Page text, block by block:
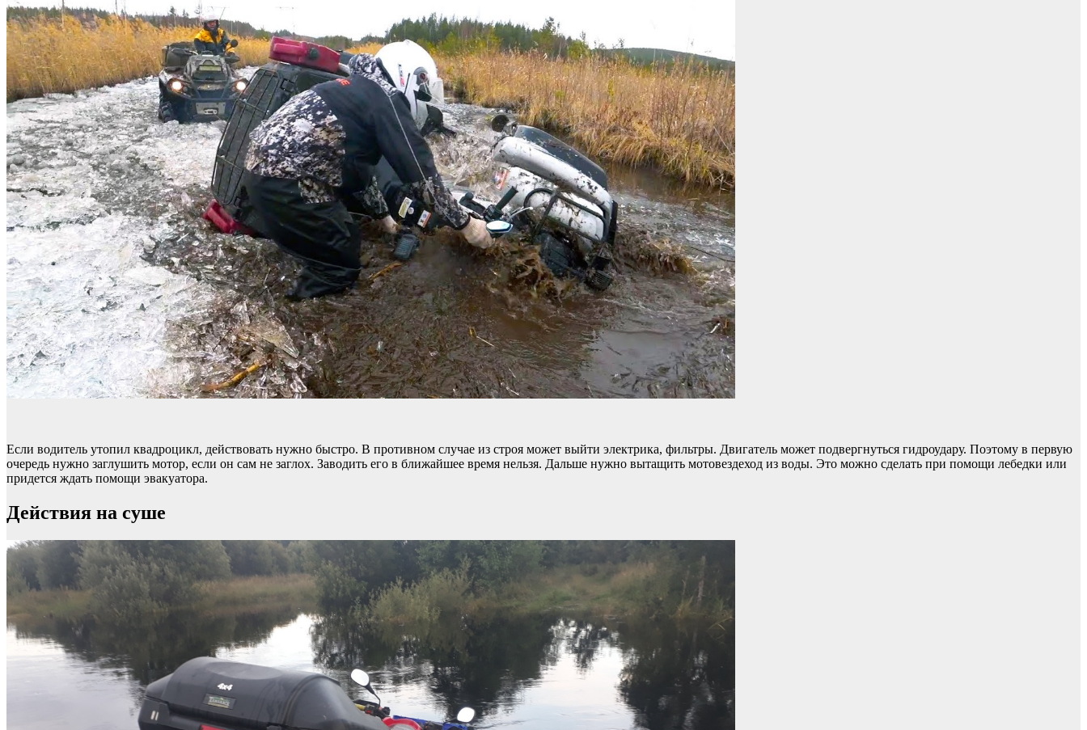
Если водитель утопил квадроцикл, действовать нужно быстро. В противном случае из строя может выйти электрика, фильтры. Двигатель может подвергнуться гидроудару. Поэтому в первую
очередь нужно заглушить мотор, если он сам не заглох. Заводить его в ближайшее время нельзя. Дальше нужно вытащить мотовездеход из воды. Это можно сделать при помощи лебедки или
придется ждать помощи эвакуатора.
Действия на суше